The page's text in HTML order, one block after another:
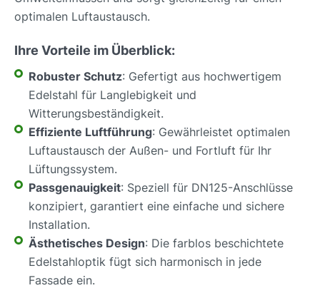
optimalen Luftaustausch.
Ihre Vorteile im Überblick:
Robuster Schutz: Gefertigt aus hochwertigem
Edelstahl für Langlebigkeit und
Witterungsbeständigkeit.
Effiziente Luftführung: Gewährleistet optimalen
Luftaustausch der Außen- und Fortluft für Ihr
Lüftungssystem.
Passgenauigkeit: Speziell für DN125-Anschlüsse
konzipiert, garantiert eine einfache und sichere
Installation.
Ästhetisches Design: Die farblos beschichtete
Edelstahloptik fügt sich harmonisch in jede
Fassade ein.